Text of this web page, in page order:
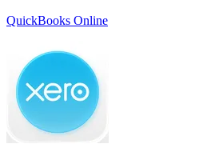
QuickBooks Online